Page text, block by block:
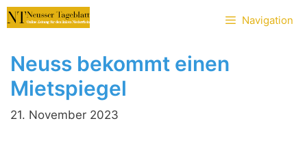
Zum
Inhalt
Navigation
Neuss bekommt einen
Mietspiegel
21. November 2023